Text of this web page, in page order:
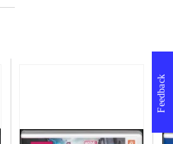
Feedback